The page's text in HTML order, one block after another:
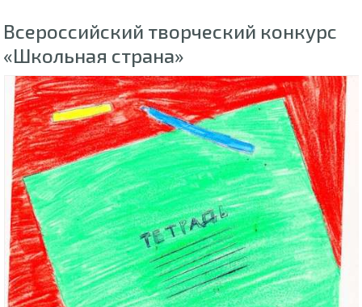
Всероссийский творческий конкурс
«Школьная страна»